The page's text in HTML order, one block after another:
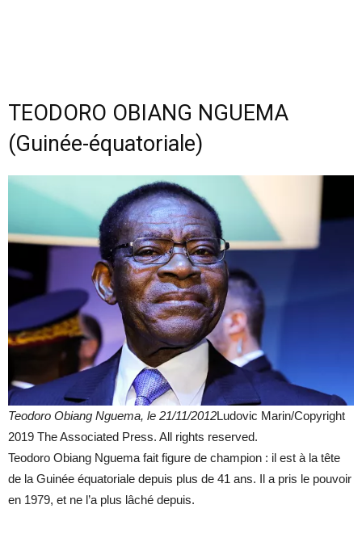
TEODORO OBIANG NGUEMA
(Guinée-équatoriale)
Teodoro Obiang Nguema, le 21/11/2012Ludovic Marin/Copyright
2019 The Associated Press. All rights reserved.
Teodoro Obiang Nguema fait figure de champion : il est à la tête
de la Guinée équatoriale depuis plus de 41 ans. Il a pris le pouvoir
en 1979, et ne l’a plus lâché depuis.